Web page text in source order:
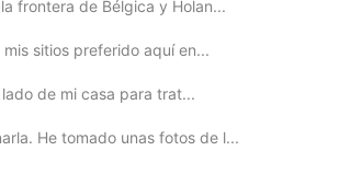
frontera de Bélgica y Holan...
sitios preferido aquí en...
de mi casa para trat...
He tomado unas fotos de l...